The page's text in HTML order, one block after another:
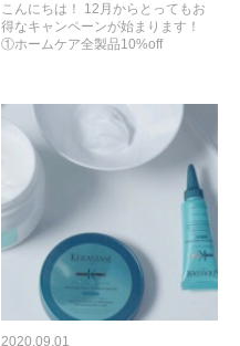
こんにちは！ 12月からとってもお
得なキャンペーンが始まります！
①ホームケア全製品10%off
2020.09.01